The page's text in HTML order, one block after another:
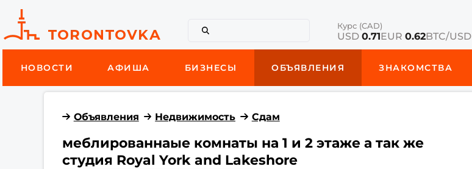
Курс (CAD)
USD 0.71EUR 0.62BTC/USD
НОВОСТИ АФИША БИЗНЕСЫ ОБЪЯВЛЕНИЯ ЗНАКОМСТВА
Объявления Недвижимость Сдам
меблированнаые комнаты на 1 и 2 этаже а так же
студия Royal York and Lakeshore